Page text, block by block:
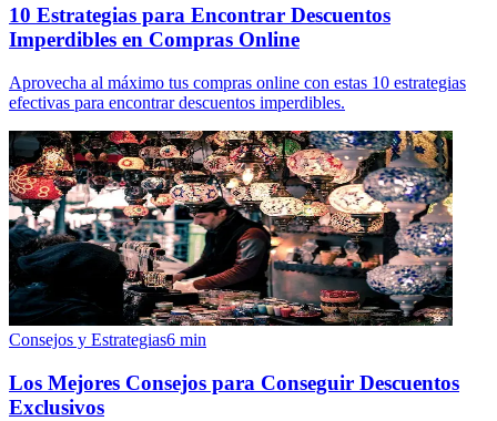
10 Estrategias para Encontrar Descuentos
Imperdibles en Compras Online
Aprovecha al máximo tus compras online con estas 10 estrategias
efectivas para encontrar descuentos imperdibles.
Consejos y Estrategias6 min
Los Mejores Consejos para Conseguir Descuentos
Exclusivos